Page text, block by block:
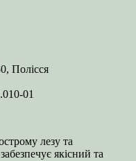
Полісся
01
лезу та
якісний та